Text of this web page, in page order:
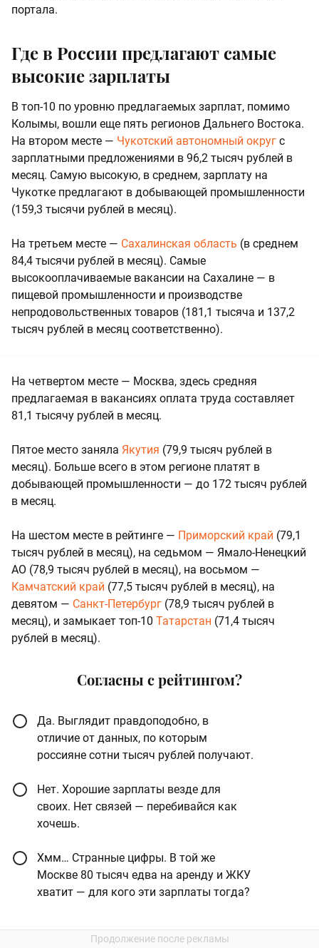
портала.
Где в России предлагают самые
высокие зарплаты
В топ-10 по уровню предлагаемых зарплат, помимо
Колымы, вошли еще пять регионов Дальнего Востока.
На втором месте — Чукотский автономный округ с
зарплатными предложениями в 96,2 тысяч рублей в
месяц. Самую высокую, в среднем, зарплату на
Чукотке предлагают в добывающей промышленности
(159,3 тысячи рублей в месяц).
На третьем месте — Сахалинская область (в среднем
84,4 тысячи рублей в месяц). Самые
высокооплачиваемые вакансии на Сахалине — в
пищевой промышленности и производстве
непродовольственных товаров (181,1 тысяча и 137,2
тысяч рублей в месяц соответственно).
На четвертом месте — Москва, здесь средняя
предлагаемая в вакансиях оплата труда составляет
81,1 тысячу рублей в месяц.
Пятое место заняла Якутия (79,9 тысяч рублей в
месяц). Больше всего в этом регионе платят в
добывающей промышленности — до 172 тысяч рублей
в месяц.
На шестом месте в рейтинге — Приморский край (79,1
тысяч рублей в месяц), на седьмом — Ямало-Ненецкий
АО (78,9 тысяч рублей в месяц), на восьмом —
Камчатский край (77,5 тысяч рублей в месяц), на
девятом — Санкт-Петербург (78,9 тысяч рублей в
месяц), и замыкает топ-10 Татарстан (71,4 тысяч
рублей в месяц).
Согласны с рейтингом?
Да. Выглядит правдоподобно, в
отличие от данных, по которым
россияне сотни тысяч рублей получают.
Нет. Хорошие зарплаты везде для
своих. Нет связей — перебивайся как
хочешь.
Хмм… Странные цифры. В той же
Москве 80 тысяч едва на аренду и ЖКУ
хватит — для кого эти зарплаты тогда?